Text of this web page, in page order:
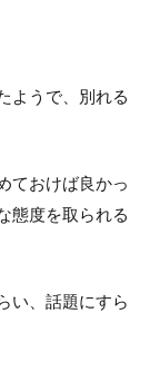
ようで、別れる
ておけば良かっ
態度を取られる
い、話題にすら